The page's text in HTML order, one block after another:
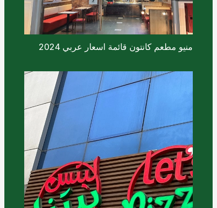
منيو مطعم كانتون قائمة اسعار عربي 2024